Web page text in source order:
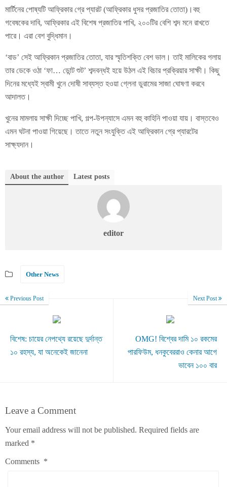
মার্টিনের পোষ্যটি আফ্রিকার গ্রে প্যারট (আফ্রিকার ধুসর প্রজাতির তোতা)।বহু
গবেষকের দাবি, আফ্রিকার এই বিশেষ প্রজাতির পাখি, ২০০টির বেশি শব্দ মনে রাখতে
পারে। এরা বেশ বুদ্ধিমান।
‘বাড’ সেই আফ্রিকান প্রজাতির তোতা, যার স্মৃতিশক্তি বেশ ভাল। তাই মালিকের গলায়
তার ডেকে ওঠা ‘ফা… ডোন্ট শুট’ শব্দবন্ধই হয়ে উঠল এই বিচার প্রক্রিয়ার সাক্ষী। কিছু
দিনের মধ্যেই স্বামী খুনে দোষী সাব্যস্ত হওয়া গ্লেনা ডুরামের সাজা ঘোষণা করবে
আদালত।
খুনের মামলায় সাক্ষী দিচ্ছে পাখি, গল্প-উপন্যাসে এমন বহু কাহিনি পাওয়া যায়। বাস্তবেও
এমন ঘটনা পাওয়া গিয়েছে। তাতে নতুন সংযুক্তি এই আফ্রিকান গ্রে প্যারটের
সাক্ষ্যদান।
About the author Latest posts
editor
Other News
Previous Post
বিশেষ: চায়ের নেপথ্যে রয়েছে দুর্দান্ত
১০ রহস্য, যা অনেকেই জানেনা
Next Post
OMG! বিশ্বের দামি ১০ রকমের
পারফিউম, ধনকুবেররাও কেনার আগে
ভাবেন ১০০ বার
Leave a Comment
Your email address will not be published. Required fields are
marked *
Comments *